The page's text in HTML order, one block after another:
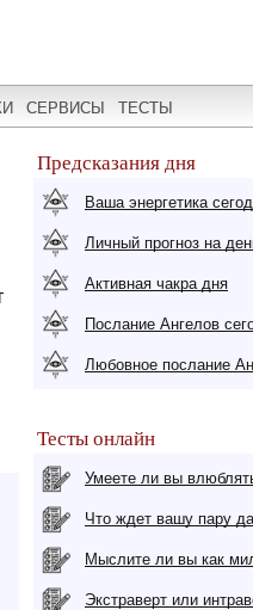
СЕРВИСЫ ТЕСТЫ
Предсказания дня
Ваша энергетика
Личный прогноз на
Активная чакра дня
Послание Ангелов
Любовное послание
Тесты онлайн
Умеете ли вы
Что ждет вашу пару
Мыслите ли вы как
Экстраверт или